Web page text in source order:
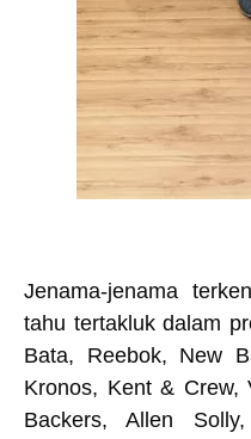
Jenama-jenama
tahu tertakluk dalam
Bata, Reebok, New
Kronos, Kent & Crew,
Backers, Allen